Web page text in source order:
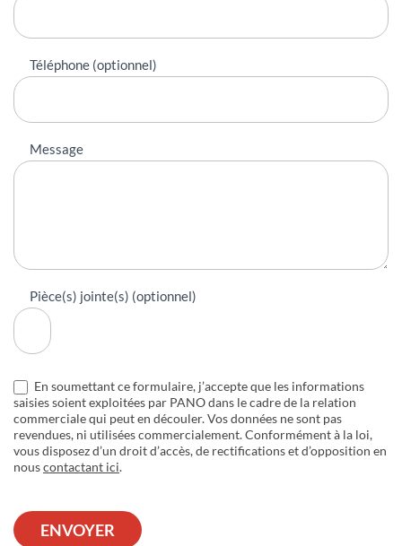
Téléphone (optionnel)
Message
Pièce(s) jointe(s) (optionnel)
En soumettant ce formulaire, j’accepte que les informations
saisies soient exploitées par PANO dans le cadre de la relation
commerciale qui peut en découler. Vos données ne sont pas
revendues, ni utilisées commercialement. Conformément à la loi,
vous disposez d’un droit d’accès, de rectifications et d’opposition en
nouscontactant ici.
ENVOYER